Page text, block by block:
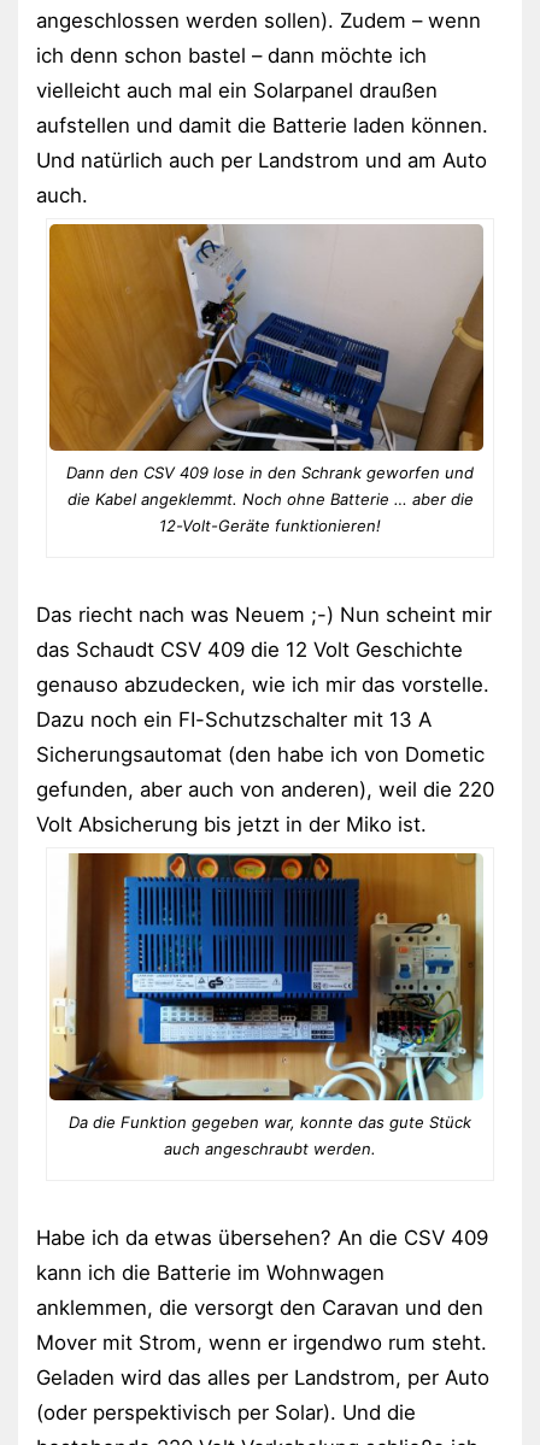
angeschlossen werden sollen). Zudem – wenn
ich denn schon bastel – dann möchte ich
vielleicht auch mal ein Solarpanel draußen
aufstellen und damit die Batterie laden können.
Und natürlich auch per Landstrom und am Auto
auch.
Dann den CSV 409 lose in den Schrank geworfen und
die Kabel angeklemmt. Noch ohne Batterie … aber die
12-Volt-Geräte funktionieren!
Das riecht nach was Neuem ;-) Nun scheint mir
das Schaudt CSV 409 die 12 Volt Geschichte
genauso abzudecken, wie ich mir das vorstelle.
Dazu noch ein FI-Schutzschalter mit 13 A
Sicherungsautomat (den habe ich von Dometic
gefunden, aber auch von anderen), weil die 220
Volt Absicherung bis jetzt in der Miko ist.
Da die Funktion gegeben war, konnte das gute Stück
auch angeschraubt werden.
Habe ich da etwas übersehen? An die CSV 409
kann ich die Batterie im Wohnwagen
anklemmen, die versorgt den Caravan und den
Mover mit Strom, wenn er irgendwo rum steht.
Geladen wird das alles per Landstrom, per Auto
(oder perspektivisch per Solar). Und die